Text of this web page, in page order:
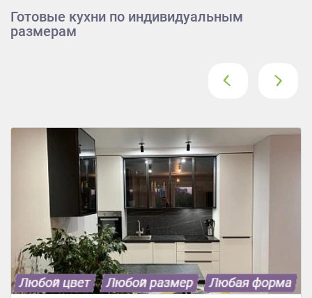
Готовые кухни по индивидуальным
размерам